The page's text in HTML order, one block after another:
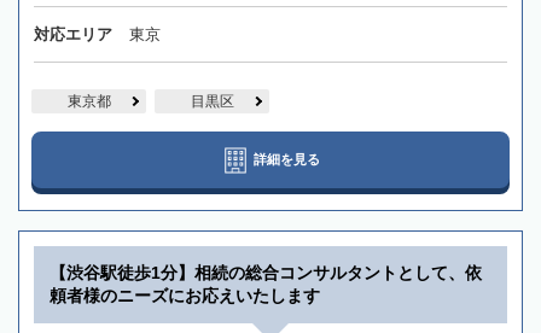
対応エリア 東京
東京都 目黒区
詳細を見る
【渋谷駅徒歩1分】相続の総合コンサルタントとして、依
頼者様のニーズにお応えいたします